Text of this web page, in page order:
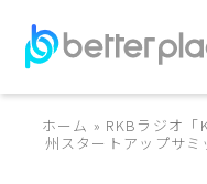
ホーム » RKBラジオ「
州スタートアップサ